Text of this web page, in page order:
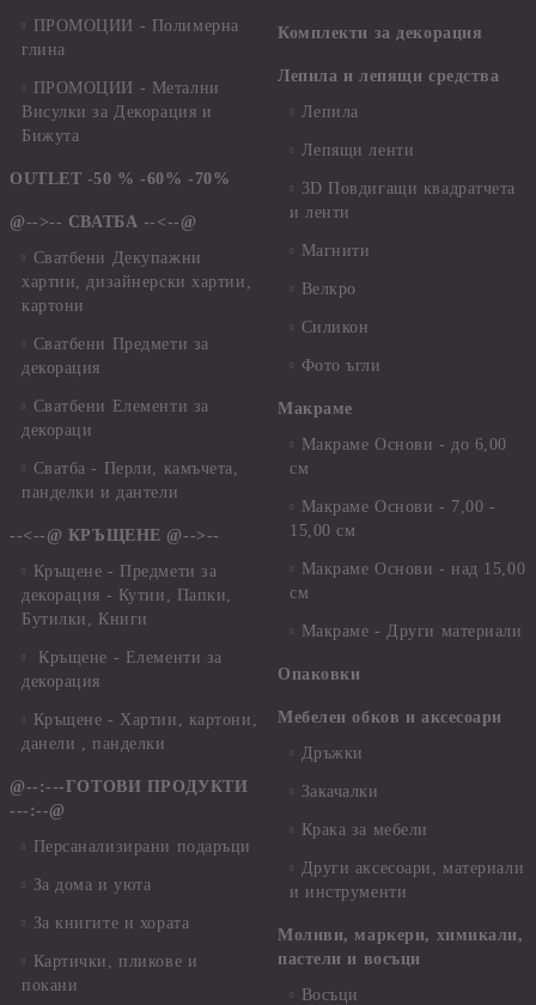
ПРОМОЦИИ - Полимерна
глина
ПРОМОЦИИ - Метални
Висулки за Декорация и
Бижута
OUTLET -50 % -60% -70%
@-->-- СВАТБА --<--@
Сватбени Декупажни
хартии, дизайнерски хартии,
картони
Сватбени Предмети за
декорация
Сватбени Елементи за
декораци
Сватба - Перли, камъчета,
панделки и дантели
--<--@ КРЪЩЕНЕ @-->--
Кръщене - Предмети за
декорация - Кутии, Папки,
Бутилки, Книги
Кръщене - Елементи за
декорация
Кръщене - Хартии, картони,
данели , панделки
@--:---ГОТОВИ ПРОДУКТИ
---:--@
Персанализирани подаръци
За дома и уюта
За книгите и хората
Картички, пликове и
покани
Комплекти за декорация
Лепила и лепящи средства
Лепила
Лепящи ленти
3D Повдигащи квадратчета
и ленти
Магнити
Велкро
Силикон
Фото ъгли
Макраме
Макраме Основи - до 6,00
см
Макраме Основи - 7,00 -
15,00 см
Макраме Основи - над 15,00
см
Макраме - Други материали
Опаковки
Мебелен обков и аксесоари
Дръжки
Закачалки
Крака за мебели
Други аксесоари, материали
и инструменти
Моливи, маркери, химикали,
пастели и восъци
Восъци